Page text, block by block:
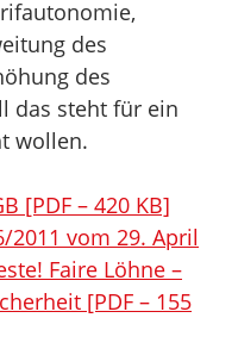
des
des
das steht für ein
wollen.
[PDF – 420 KB]
2011 vom 29. April
Faire Löhne –
[PDF – 155